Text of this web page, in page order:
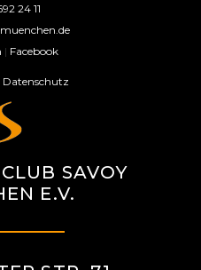
24 11
| Facebook
Datenschutz
SAVOY
E.V.